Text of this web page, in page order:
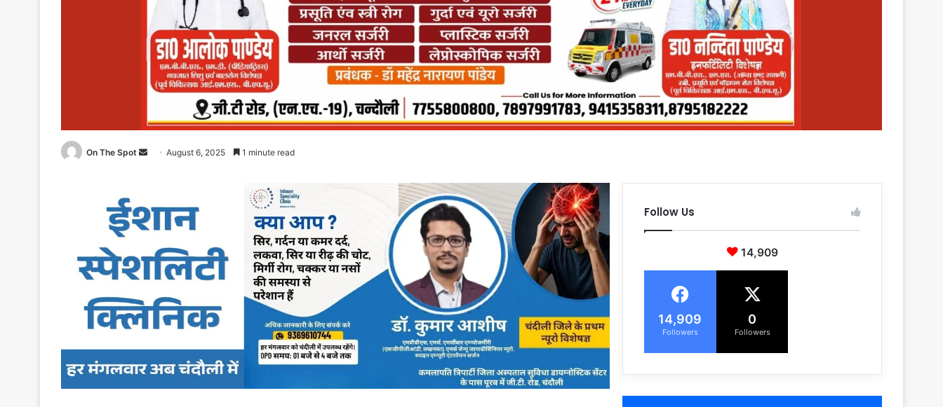
On The Spot
SendAugust 6, 2025 1 minute read
Follow Us
14,909
14,909
Followers
0
Followers